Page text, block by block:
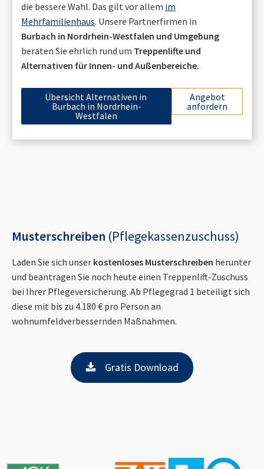
die bessere Wahl. Das gilt vor allem im
Mehrfamilienhaus. Unsere Partnerfirmen in
Burbach in Nordrhein-Westfalen und Umgebung
beraten Sie ehrlich rund um Treppenlifte und
Alternativen für Innen- und Außenbereiche.
Übersicht Alternativen in
Burbach in Nordrhein-
Westfalen
Angebot
anfordern
Musterschreiben (Pflegekassenzuschuss)
Laden Sie sich unser kostenloses Musterschreiben herunter
und beantragen Sie noch heute einen Treppenlift-Zuschuss
bei Ihrer Pflegeversicherung. Ab Pflegegrad 1 beteiligt sich
diese mit bis zu 4.180 € pro Person an
wohnumfeldverbessernden Maßnahmen.
Gratis Download